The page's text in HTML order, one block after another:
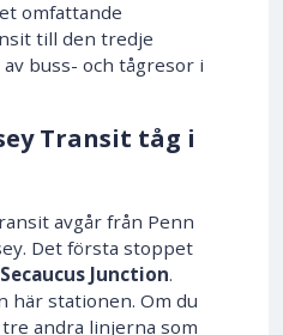
omfattande
till den tredje
buss- och tågresor i
Transit tåg i
avgår från Penn
Det första stoppet
Secaucus Junction.
här stationen. Om du
andra linjerna som